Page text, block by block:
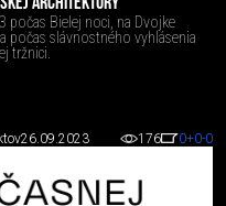
počas Bielej noci, na Dvojke
počas slávnostného vyhlásenia
tržnici.
26.09.2023 176 0+0-0